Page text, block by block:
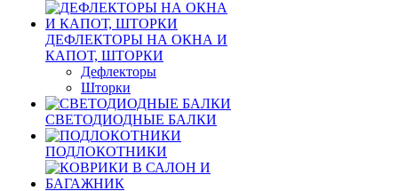
ДЕФЛЕКТОРЫ НА ОКНА И
КАПОТ, ШТОРКИ
Дефлекторы
Шторки
СВЕТОДИОДНЫЕ БАЛКИ
ПОДЛОКОТНИКИ